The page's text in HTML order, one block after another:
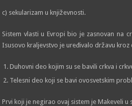
c) sekularizam u književnosti.
Sistem vlasti u Evropi bio je zasnovan na
Isusovo kraljevstvo je uređivalo državu kroz
Duhovni deo kojim su se bavili crkva i
Telesni deo koji se bavi ovosvetskim
Prvi koji je negirao ovaj sistem je Makeveli u